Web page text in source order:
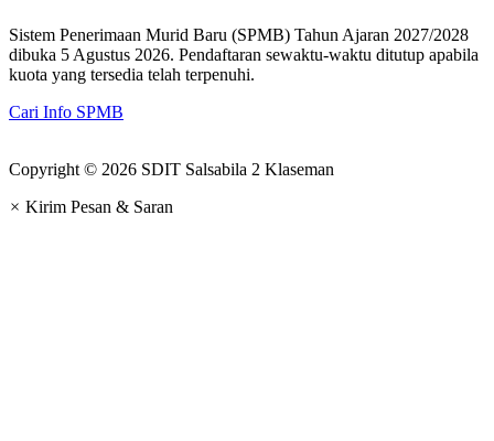
Sistem Penerimaan Murid Baru (SPMB) Tahun Ajaran 2027/2028
dibuka 5 Agustus 2026. Pendaftaran sewaktu-waktu ditutup apabila
kuota yang tersedia telah terpenuhi.
Cari Info SPMB
Copyright © 2026 SDIT Salsabila 2 Klaseman
× Kirim Pesan & Saran